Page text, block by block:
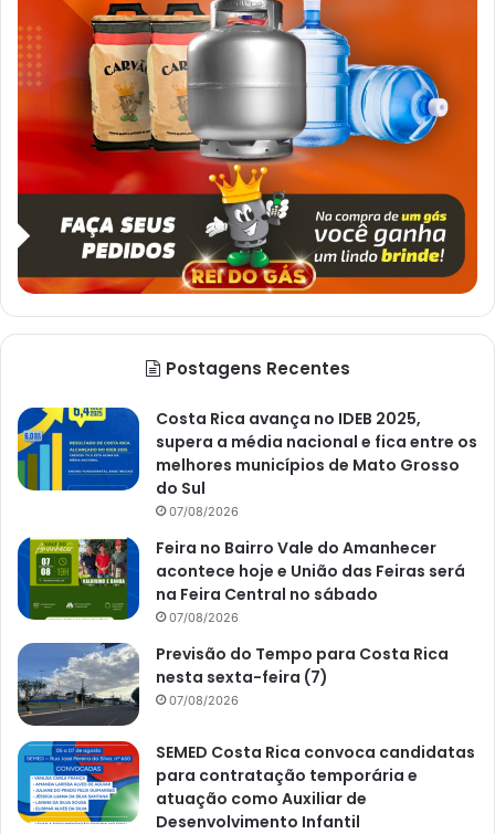
Postagens Recentes
Costa Rica avança no IDEB 2025,
supera a média nacional e fica entre os
melhores municípios de Mato Grosso
do Sul
07/08/2026
Feira no Bairro Vale do Amanhecer
acontece hoje e União das Feiras será
na Feira Central no sábado
07/08/2026
Previsão do Tempo para Costa Rica
nesta sexta-feira (7)
07/08/2026
SEMED Costa Rica convoca candidatas
para contratação temporária e
atuação como Auxiliar de
Desenvolvimento Infantil